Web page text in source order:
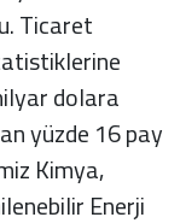
Ticaret
dolara
yüzde 16 pay
Kimya,
Enerji